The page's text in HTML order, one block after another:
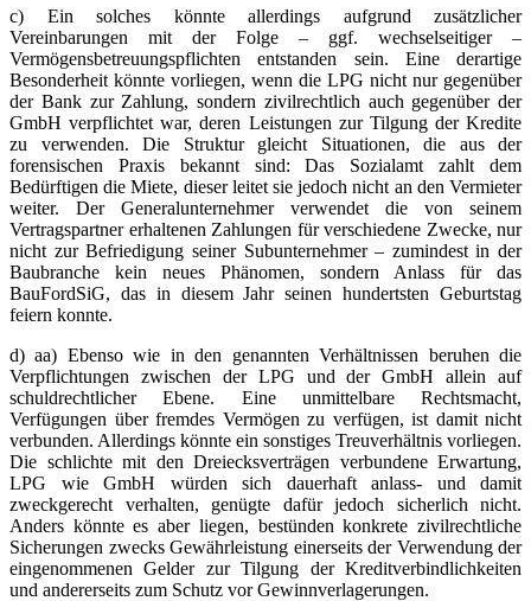
c) Ein solches könnte allerdings aufgrund zusätzlicher
Vereinbarungen mit der Folge – ggf. wechselseitiger –
Vermögensbetreuungspflichten entstanden sein. Eine derartige
Besonderheit könnte vorliegen, wenn die LPG nicht nur gegenüber
der Bank zur Zahlung, sondern zivilrechtlich auch gegenüber der
GmbH verpflichtet war, deren Leistungen zur Tilgung der Kredite
zu verwenden. Die Struktur gleicht Situationen, die aus der
forensischen Praxis bekannt sind: Das Sozialamt zahlt dem
Bedürftigen die Miete, dieser leitet sie jedoch nicht an den Vermieter
weiter. Der Generalunternehmer verwendet die von seinem
Vertragspartner erhaltenen Zahlungen für verschiedene Zwecke, nur
nicht zur Befriedigung seiner Subunternehmer – zumindest in der
Baubranche kein neues Phänomen, sondern Anlass für das
BauFordSiG, das in diesem Jahr seinen hundertsten Geburtstag
feiern konnte.
d) aa) Ebenso wie in den genannten Verhältnissen beruhen die
Verpflichtungen zwischen der LPG und der GmbH allein auf
schuldrechtlicher Ebene. Eine unmittelbare Rechtsmacht,
Verfügungen über fremdes Vermögen zu verfügen, ist damit nicht
verbunden. Allerdings könnte ein sonstiges Treuverhältnis vorliegen.
Die schlichte mit den Dreiecksverträgen verbundene Erwartung,
LPG wie GmbH würden sich dauerhaft anlass- und damit
zweckgerecht verhalten, genügte dafür jedoch sicherlich nicht.
Anders könnte es aber liegen, bestünden konkrete zivilrechtliche
Sicherungen zwecks Gewährleistung einerseits der Verwendung der
eingenommenen Gelder zur Tilgung der Kreditverbindlichkeiten
und andererseits zum Schutz vor Gewinnverlagerungen.